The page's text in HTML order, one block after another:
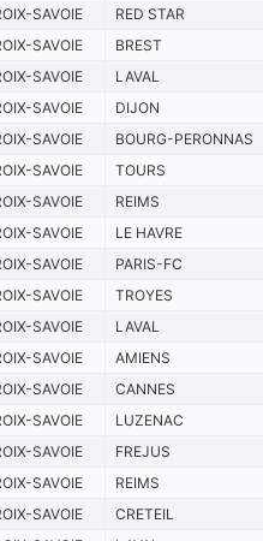
SAVOIE RED STAR
SAVOIE BREST
SAVOIE LAVAL
SAVOIE DIJON
SAVOIE BOURG-PERONNAS
SAVOIE TOURS
SAVOIE REIMS
SAVOIE LE HAVRE
SAVOIE PARIS-FC
SAVOIE TROYES
SAVOIE LAVAL
SAVOIE AMIENS
SAVOIE CANNES
SAVOIE LUZENAC
SAVOIE FREJUS
SAVOIE REIMS
SAVOIE CRETEIL